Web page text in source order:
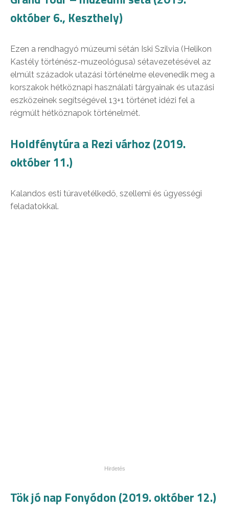
október 6., Keszthely)
Ezen a rendhagyó múzeumi sétán Iski Szilvia (Helikon
Kastély történész-muzeológusa) sétavezetésével az
elmúlt századok utazási történelme elevenedik meg a
korszakok hétköznapi használati tárgyainak és utazási
eszközeinek segítségével 13+1 történet idézi fel a
régmúlt hétköznapok történelmét.
Holdfénytúra a Rezi várhoz (2019.
október 11.)
Kalandos esti túravetélkedő, szellemi és ügyességi
feladatokkal.
Tök jó nap Fonyódon (2019. október 12.)